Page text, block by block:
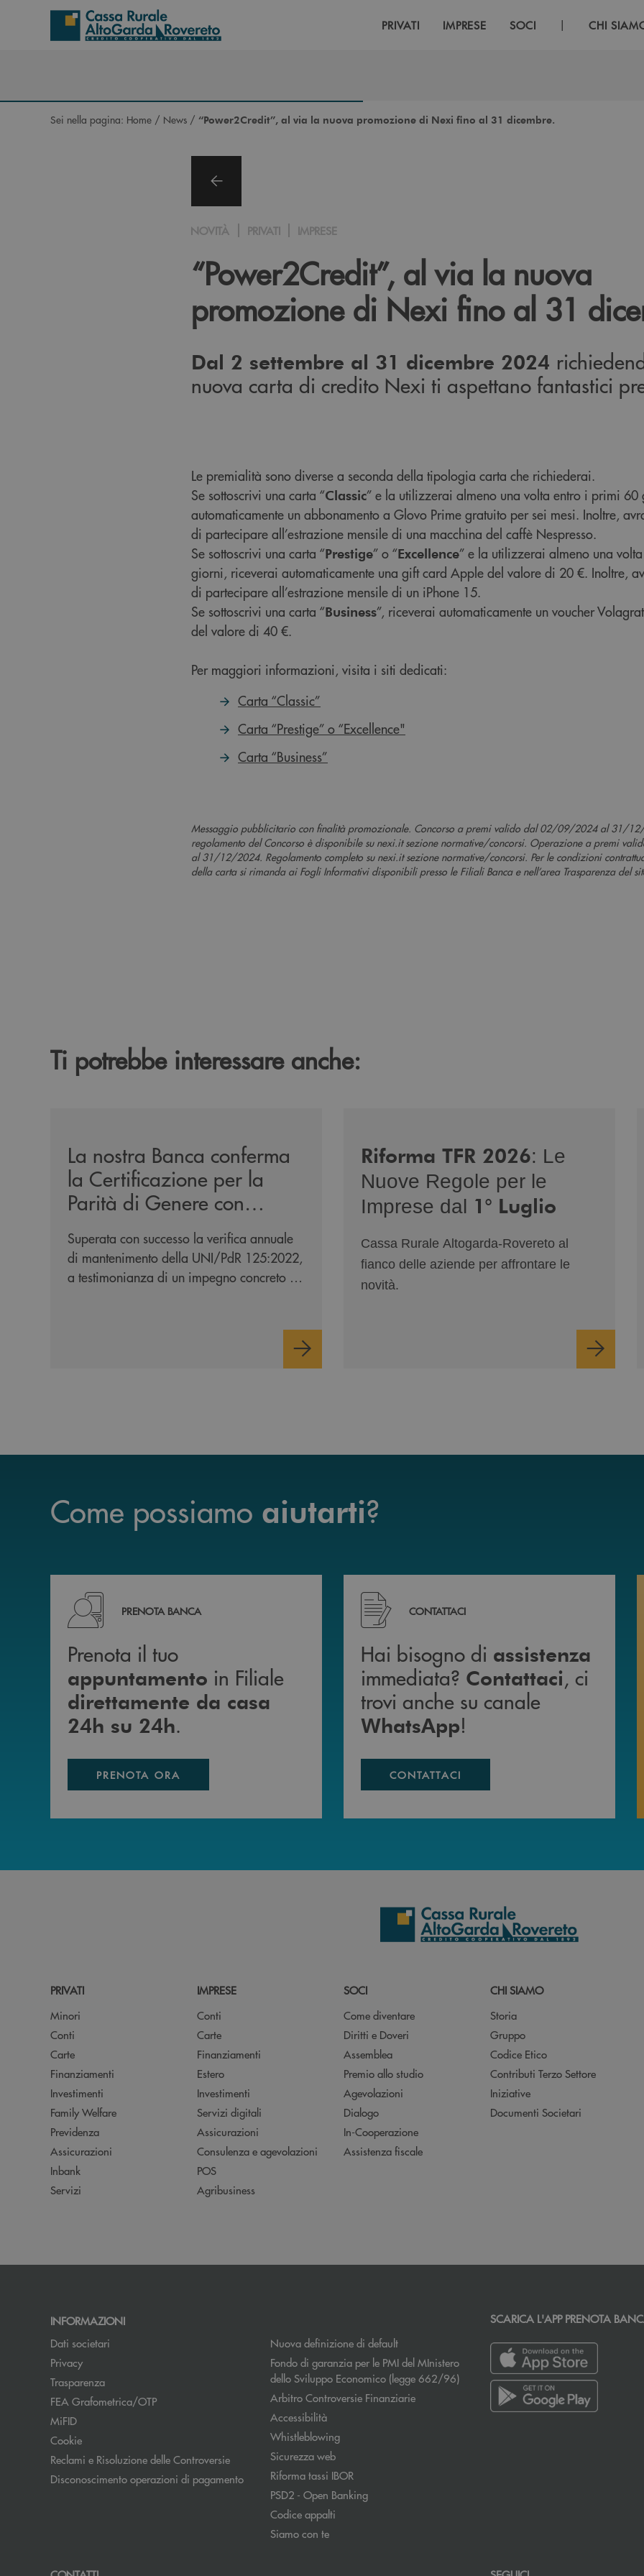
Salta al contenuto principale
PRIVATI IMPRESE SOCI | CHI
Sei nella pagina: Home / News / “Power2Credit”, al via la nuova promozione di Nexi fino al 31 dicembre.
NOVITÀ PRIVATI IMPRESE
“Power2Credit”, al via la nuova
promozione di Nexi fino al 31
Dal 2 settembre al 31 dicembre 2024
nuova carta di credito Nexi ti aspettano fantastici
Le premialità sono diverse a seconda della tipologia carta che richiederai.
Se sottoscrivi una carta “Classic” e la utilizzerai almeno una volta entro i primi
automaticamente un abbonamento a Glovo Prime gratuito per sei mesi. Inoltre,
di partecipare all’estrazione mensile di una macchina del caffè Nespresso.
Se sottoscrivi una carta “Prestige” o “Excellence” e la utilizzerai almeno una
giorni, riceverai automaticamente una gift card Apple del valore di 20 €. Inoltre,
di partecipare all’estrazione mensile di un iPhone 15.
Se sottoscrivi una carta “Business”, riceverai automaticamente un voucher
del valore di 40 €.
Per maggiori informazioni, visita i siti dedicati:
Carta “Classic”
Carta “Prestige” o “Excellence"
Carta “Business”
Messaggio pubblicitario con finalità promozionale. Concorso a premi valido dal 02/09/2024 al 31/
regolamento del Concorso è disponibile su nexi.it sezione normative/concorsi. Operazione a premi
al 31/12/2024. Regolamento completo su nexi.it sezione normative/concorsi. Per le condizioni
della carta si rimanda ai Fogli Informativi disponibili presso le Filiali Banca e nell’area Trasparenza del
Ti potrebbe interessare anche:
La nostra Banca conferma
la Certificazione per la
Parità di Genere con
Superata con successo la verifica annuale
di mantenimento della UNI/PdR 125:2022,
a testimonianza di un impegno concreto e
Riforma TFR 2026: Le
Nuove Regole per le
Imprese dal 1° Luglio
Cassa Rurale Altogarda-Rovereto al
fianco delle aziende per affrontare le
novità.
Come possiamo aiutarti?
Prenota il tuo appuntamento in Filiale direttamente da casa 24h su 24h .
PRENOTA BANCA
Prenota il tuo
appuntamento in Filiale
direttamente da casa
24h su 24h.
PRENOTA ORA
Hai bisogno di assistenza immediata? Contattaci ,
CONTATTACI
Hai bisogno di assistenza
immediata? Contattaci, ci
trovi anche su canale
WhatsApp!
CONTATTACI
PRIVATI
Minori
Conti
Carte
Finanziamenti
Investimenti
Family Welfare
Previdenza
Assicurazioni
Inbank
Servizi
IMPRESE
Conti
Carte
Finanziamenti
Estero
Investimenti
Servizi digitali
Assicurazioni
Consulenza e agevolazioni
POS
Agribusiness
SOCI
Come diventare
Diritti e Doveri
Assemblea
Premio allo studio
Agevolazioni
Dialogo
In-Cooperazione
Assistenza fiscale
CHI SIAMO
Storia
Gruppo
Codice Etico
Contributi Terzo Settore
Iniziative
Documenti Societari
INFORMAZIONI
Dati societari
PrivacyApre una nuova finestra
Trasparenza
FEA Grafometrica/OTP
MiFID
Cookie
Reclami e Risoluzione delle Controversie
Disconoscimento operazioni di pagamento
Nuova definizione di default
Fondo di garanzia per le PMI del MInistero
dello Sviluppo Economico (legge 662/96)Apre una nuova finestra
Arbitro Controversie FinanziarieApre una nuova finestra
Accessibilità
Whistleblowing
Sicurezza web
Riforma tassi IBOR
PSD2 - Open Banking
Codice appalti
Siamo con te
SCARICA L'APP PRENOTA